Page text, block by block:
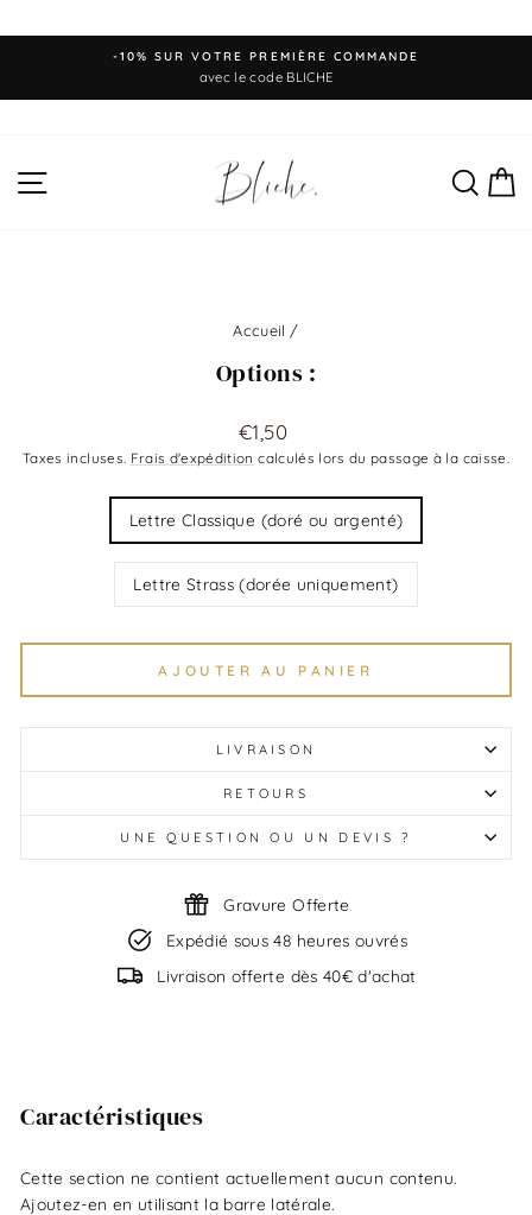
contenu
Diaporama
-10% SUR VOTRE PREMIÈRE COMMANDE
avec le code BLICHE
Accueil /
Options :
Prix
régulier
€1,50
Taxes incluses. Frais d'expédition calculés lors du passage à la caisse.
Lettre Classique (doré ou argenté)
Lettre Strass (dorée uniquement)
AJOUTER AU PANIER
LIVRAISON
RETOURS
UNE QUESTION OU UN DEVIS ?
Gravure Offerte
Expédié sous 48 heures ouvrés
Livraison offerte dès 40€ d'achat
Caractéristiques
Cette section ne contient actuellement aucun contenu.
Ajoutez-en en utilisant la barre latérale.